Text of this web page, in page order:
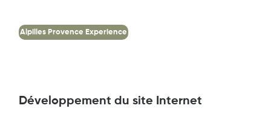
Alpilles Provence Experience
Développement du site Internet